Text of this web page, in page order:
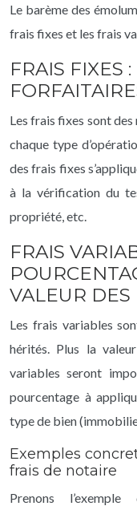
Le barème des
frais fixes et les frais
FRAIS FIXES
Les frais fixes sont
chaque type
des frais fixes
à la vérification du
propriété, etc.
FRAIS
VALEUR DES
Les frais variables
hérités. Plus la
variables seront
pourcentage à
type de bien
Exemples
frais de notaire
Prenons